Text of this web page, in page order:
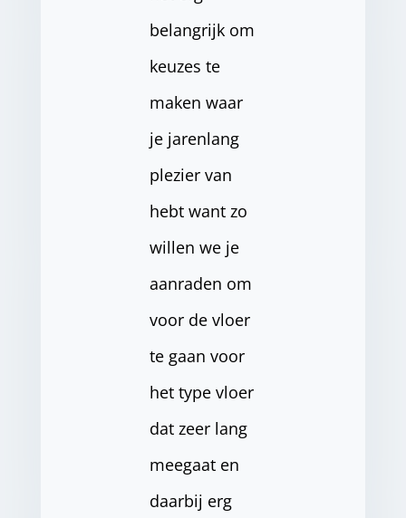
belangrijk om
keuzes te
maken waar
je jarenlang
plezier van
hebt want zo
willen we je
aanraden om
voor de vloer
te gaan voor
het type vloer
dat zeer lang
meegaat en
daarbij erg